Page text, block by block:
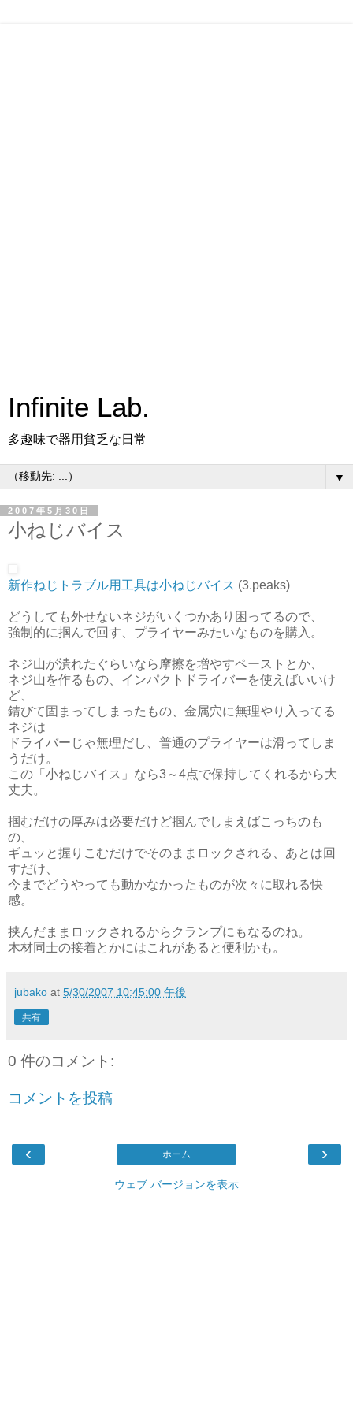
Infinite Lab.
多趣味で器用貧乏な日常
▼
2007年5月30日
小ねじバイス
新作ねじトラブル用工具は小ねじバイス (3.peaks)
どうしても外せないネジがいくつかあり困ってるので、
強制的に掴んで回す、プライヤーみたいなものを購入。
ネジ山が潰れたぐらいなら摩擦を増やすペーストとか、
ネジ山を作るもの、インパクトドライバーを使えばいいけ
ど、
錆びて固まってしまったもの、金属穴に無理やり入ってる
ネジは
ドライバーじゃ無理だし、普通のプライヤーは滑ってしま
うだけ。
この「小ねじバイス」なら3～4点で保持してくれるから大
丈夫。
掴むだけの厚みは必要だけど掴んでしまえばこっちのも
の、
ギュッと握りこむだけでそのままロックされる、あとは回
すだけ、
今までどうやっても動かなかったものが次々に取れる快
感。
挟んだままロックされるからクランプにもなるのね。
木材同士の接着とかにはこれがあると便利かも。
jubako at 5/30/2007 10:45:00 午後
共有
0 件のコメント:
コメントを投稿
‹ ›
ホーム
ウェブ バージョンを表示